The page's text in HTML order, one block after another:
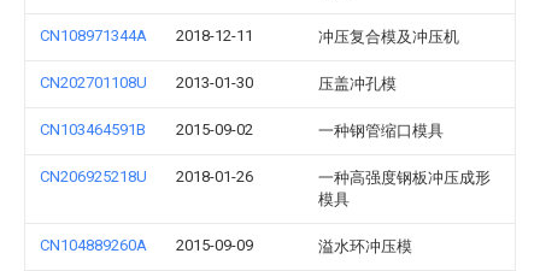
CN108971344A 2018-12-11 冲压复合模及冲压机
CN202701108U 2013-01-30 压盖冲孔模
CN103464591B 2015-09-02 一种钢管缩口模具
CN206925218U 2018-01-26
一种高强度钢板冲压成形
模具
CN104889260A 2015-09-09 溢水环冲压模